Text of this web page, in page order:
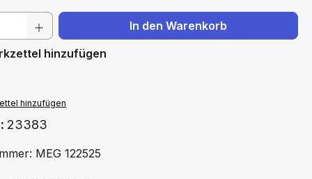
Gib den gewünschten Wert
In den Warenkorb
hinzufügen
hinzufügen
23383
MEG 122525